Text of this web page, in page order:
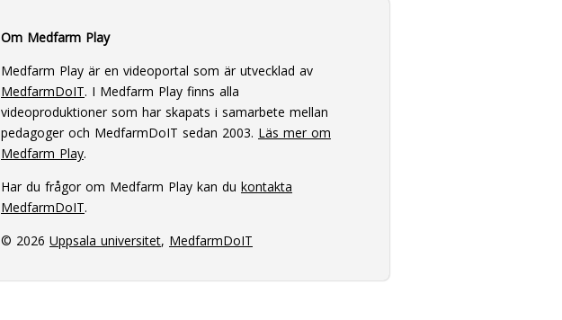
Om Medfarm Play
Medfarm Play är en videoportal som är utvecklad av
MedfarmDoIT. I Medfarm Play finns alla
videoproduktioner som har skapats i samarbete mellan
pedagoger och MedfarmDoIT sedan 2003. Läs mer om
Medfarm Play.
Har du frågor om Medfarm Play kan du kontakta
MedfarmDoIT.
© 2026 Uppsala universitet, MedfarmDoIT